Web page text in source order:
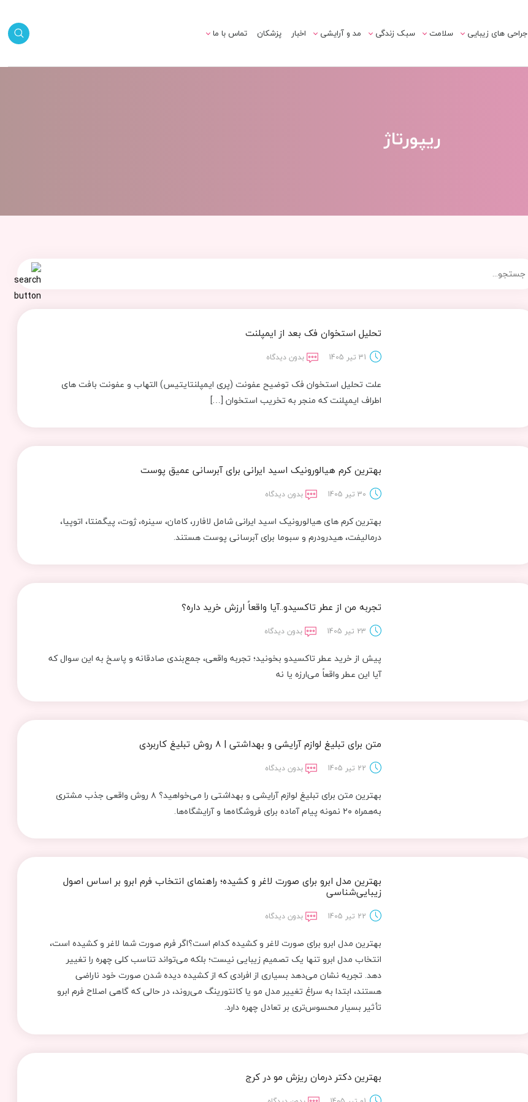
جراحی های زیبایی سلامت سبک زندگی مد و آرایشی اخبار پزشکان تماس با ما
ریپورتاژ
تحلیل استخوان فک بعد از ایمپلنت
31 تیر 1405 بدون دیدگاه
علت تحلیل استخوان فک توضیح عفونت (پری ‌ایمپلنتایتیس) التهاب و عفونت بافت‌ های
اطراف ایمپلنت که منجر به تخریب استخوان […]
بهترین کرم هیالورونیک اسید ایرانی برای آبرسانی عمیق پوست
30 تیر 1405 بدون دیدگاه
بهترین کرم های هیالورونیک اسید ایرانی شامل لافارر، کامان، سینره، ژوت، پیگمنتا، اتوپیا،
درمالیفت، هیدرودرم و سبوما برای آبرسانی پوست هستند.
تجربه من از عطر تاکسیدو..آیا واقعاً ارزش خرید داره؟
23 تیر 1405 بدون دیدگاه
پیش از خرید عطر تاکسیدو بخونید؛ تجربه واقعی، جمع‌بندی صادقانه و پاسخ به این سوال که
آیا این عطر واقعاً می‌ارزه یا نه
متن برای تبلیغ لوازم آرایشی و بهداشتی | 8 روش تبلیغ کاربردی
22 تیر 1405 بدون دیدگاه
بهترین متن برای تبلیغ لوازم آرایشی و بهداشتی را می‌خواهید؟ ۸ روش واقعی جذب مشتری
به‌همراه ۲۰ نمونه پیام آماده برای فروشگاه‌ها و آرایشگاه‌ها.
بهترین مدل ابرو برای صورت لاغر و کشیده؛ راهنمای انتخاب فرم ابرو بر اساس اصول
زیبایی‌شناسی
22 تیر 1405 بدون دیدگاه
بهترین مدل ابرو برای صورت لاغر و کشیده کدام است؟اگر فرم صورت شما لاغر و کشیده است،
انتخاب مدل ابرو تنها یک تصمیم زیبایی نیست؛ بلکه می‌تواند تناسب کلی چهره را تغییر
دهد. تجربه نشان می‌دهد بسیاری از افرادی که از کشیده دیده شدن صورت خود ناراضی
هستند، ابتدا به سراغ تغییر مدل مو یا کانتورینگ می‌روند، در حالی که گاهی اصلاح فرم ابرو
تأثیر بسیار محسوس‌تری بر تعادل چهره دارد.
بهترین دکتر درمان ریزش مو در کرج